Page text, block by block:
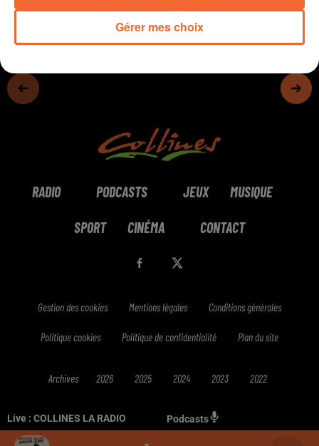
Live : COLLINES LA RADIO Podcasts
RADIO PODCASTS JEUX MUSIQUE
SPORT CINÉMA CONTACT
Gestion des cookies Mentions légales Conditions générales
Politique cookies Politique de confidentialité Plan du site
Archives 2026 2025 2024 2023 2022
Gérer mes choix